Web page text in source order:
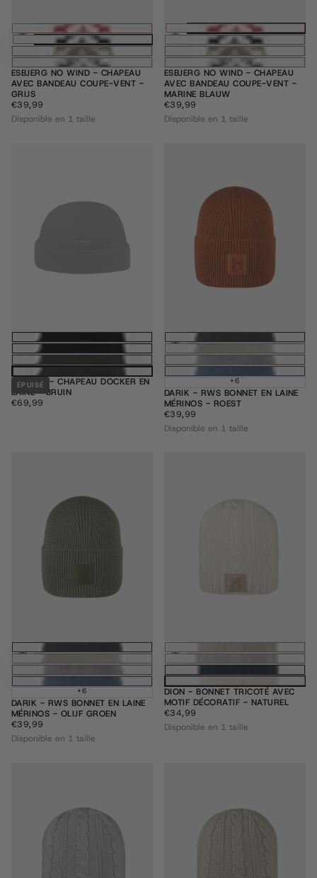
Ajouter au panier
ESBJERG NO WIND - CHAPEAU
AVEC BANDEAU COUPE-VENT -
GRIJS
€39,99
PRIX
RÉGULIER
€39,99
Disponible en 1 taille
Ajouter au
ESBJERG NO WIND - CHAPEAU
AVEC BANDEAU COUPE-VENT -
MARINE BLAUW
€39,99
PRIX
RÉGULIER
€39,99
Disponible en 1 taille
DOCKER - CHAPEAU DOCKER EN
LAINE - BRUIN
ÉPUISÉ
€69,99
PRIX
€69,99
Ajouter au
+6
DARIK - RWS BONNET EN LAINE
MÉRINOS - ROEST
€39,99
PRIX
RÉGULIER
€39,99
Disponible en 1 taille
Ajouter au panier
+6
DARIK - RWS BONNET EN LAINE
MÉRINOS - OLIJF GROEN
€39,99
PRIX
RÉGULIER
€39,99
Disponible en 1 taille
Ajouter au
DION - BONNET TRICOTÉ AVEC
MOTIF DÉCORATIF - NATUREL
€34,99
PRIX
RÉGULIER
€34,99
Disponible en 1 taille